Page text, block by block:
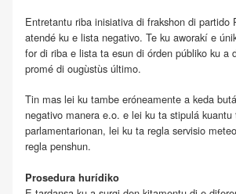
Entretantu riba inisiativa di frakshon di partido
atendé ku e lista negativo. Te ku aworakí e
for di riba e lista ta esun di órden públiko ku a
promé di ougùstùs último.
Tin mas lei ku tambe eróneamente a keda
negativo manera e.o. e lei ku ta stipulá kuantu
parlamentarionan, lei ku ta regla servisio
regla penshun.
Prosedura hurídiko